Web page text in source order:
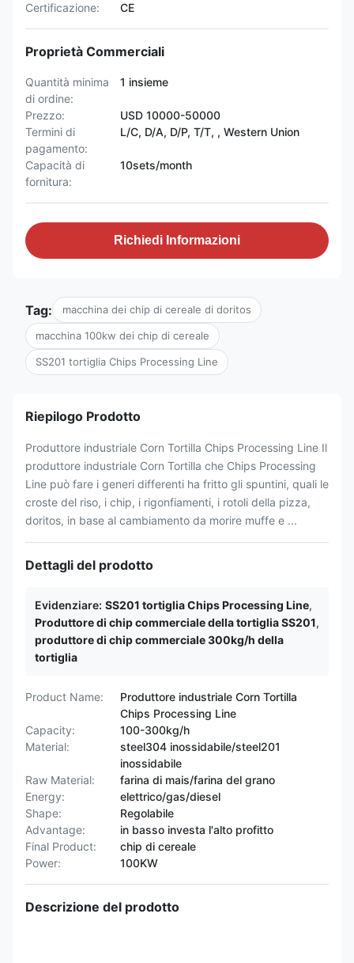
Certificazione:
CE
Proprietà Commerciali
Quantità minima
di ordine:
1 insieme
Prezzo:
USD 10000-50000
Termini di
pagamento:
L/C, D/A, D/P, T/T, , Western Union
Capacità di
fornitura:
10sets/month
Richiedi Informazioni
Tag: macchina dei chip di cereale di doritos
macchina 100kw dei chip di cereale
SS201 tortiglia Chips Processing Line
Riepilogo Prodotto
Produttore industriale Corn Tortilla Chips Processing Line Il
produttore industriale Corn Tortilla che Chips Processing
Line può fare i generi differenti ha fritto gli spuntini, quali le
croste del riso, i chip, i rigonfiamenti, i rotoli della pizza,
doritos, in base al cambiamento da morire muffe e ...
Dettagli del prodotto
Evidenziare: SS201 tortiglia Chips Processing Line,
Produttore di chip commerciale della tortiglia SS201,
produttore di chip commerciale 300kg/h della
tortiglia
Product Name:
Produttore industriale Corn Tortilla
Chips Processing Line
Capacity:
100-300kg/h
Material:
steel304 inossidabile/steel201
inossidabile
Raw Material:
farina di mais/farina del grano
Energy:
elettrico/gas/diesel
Shape:
Regolabile
Advantage:
in basso investa l'alto profitto
Final Product:
chip di cereale
Power:
100KW
Descrizione del prodotto